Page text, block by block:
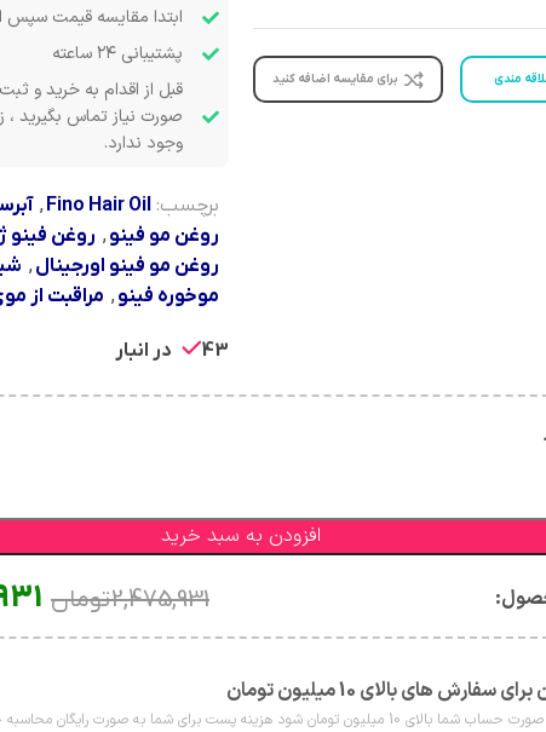
مندی برای مقایسه اضافه کنید
ابتدا مقایسه قیمت سپس
پشتیبانی ۲۴ ساعته
قبل از اقدام به خرید و
صورت نیاز تماس بگیرید ،
وجود ندارد.
برچسب: Fino Hair Oil
,
روغن مو فینو, روغن فینو
روغن مو فینو اورجینال,
موخوره فینو, مراقبت از
43 در انبار
افزودن به سبد خرید
2,475,931تومان
سفارش های بالای 10 میلیون تومان
تومان شود هزینه پست برای شما به صورت رایگان محاسبه خواهد شد.